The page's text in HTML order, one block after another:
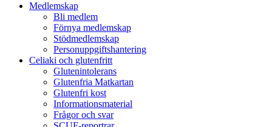
Medlemskap
Bli medlem
Förnya medlemskap
Stödmedlemskap
Personuppgiftshantering
Celiaki och glutenfritt
Glutenintolerans
Glutenfria Matkartan
Glutenfri kost
Informationsmaterial
Frågor och svar